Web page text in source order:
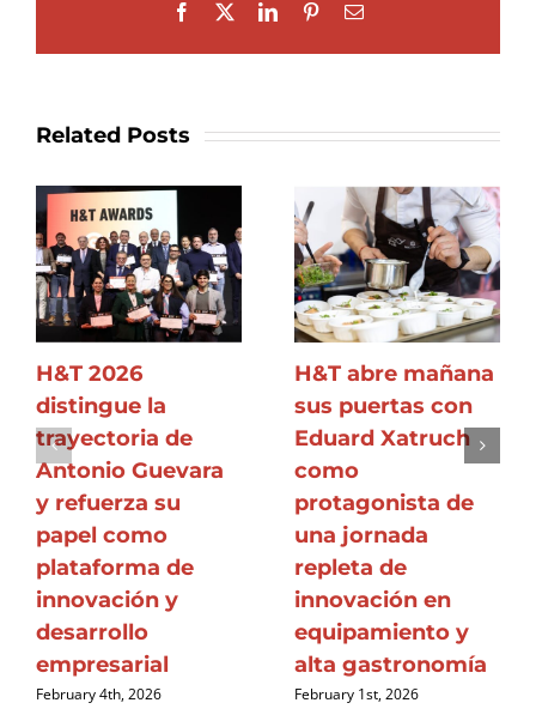
Facebook LinkedInPinterestEmail
Related Posts
H&T 2026
distingue la
trayectoria de
Antonio Guevara
y refuerza su
papel como
plataforma de
innovación y
desarrollo
empresarial
February 4th, 2026
H&T abre mañana
sus puertas con
Eduard Xatruch
como
protagonista de
una jornada
repleta de
innovación en
equipamiento y
alta gastronomía
February 1st, 2026